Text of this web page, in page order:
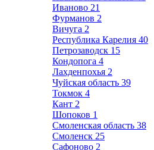
Иваново 21
Фурманов 2
Вичуга 2
Республика Карелия 40
Петрозаводск 15
Кондопога 4
Лахденпохья 2
Чуйская область 39
Токмок 4
Кант 2
Шопоков 1
Смоленская область 38
Смоленск 25
Сафоново 2